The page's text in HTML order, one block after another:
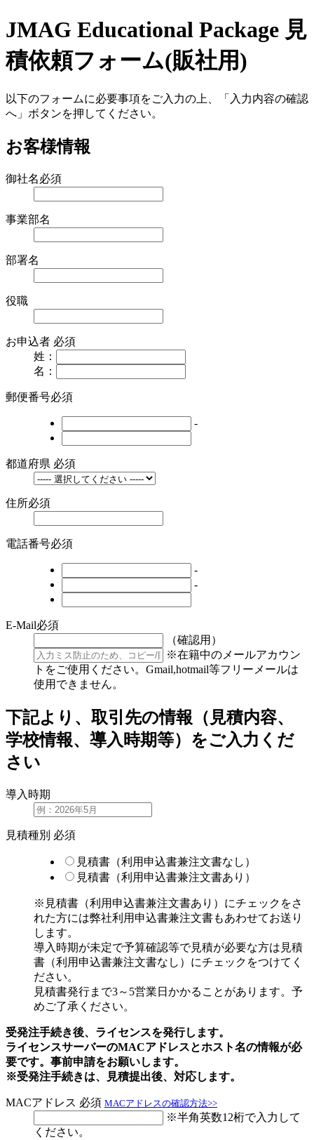
JMAG Educational Package 見
積依頼フォーム(販社用)
以下のフォームに必要事項をご入力の上、「入力内容の確認
へ」ボタンを押してください。
お客様情報
御社名必須
事業部名
部署名
役職
お申込者 必須
姓：
名：
郵便番号必須
-
都道府県 必須
住所必須
電話番号必須
-
-
E-Mail必須
（確認用）
※在籍中のメールアカウン
トをご使用ください。Gmail,hotmail等フリーメールは
使用できません。
下記より、取引先の情報（見積内容、
学校情報、導入時期等）をご入力くだ
さい
導入時期
見積種別 必須
見積書（利用申込書兼注文書なし）
見積書（利用申込書兼注文書あり）
※見積書（利用申込書兼注文書あり）にチェックをさ
れた方には弊社利用申込書兼注文書もあわせてお送り
します。
導入時期が未定で予算確認等で見積が必要な方は見積
書（利用申込書兼注文書なし）にチェックをつけてく
ださい。
見積書発行まで3～5営業日かかることがあります。予
めご了承ください。
受発注手続き後、ライセンスを発行します。
ライセンスサーバーのMACアドレスとホスト名の情報が必
要です。事前申請をお願いします。
※受発注手続きは、見積提出後、対応します。
MACアドレス 必須 MACアドレスの確認方法>>
※半角英数12桁で入力して
ください。